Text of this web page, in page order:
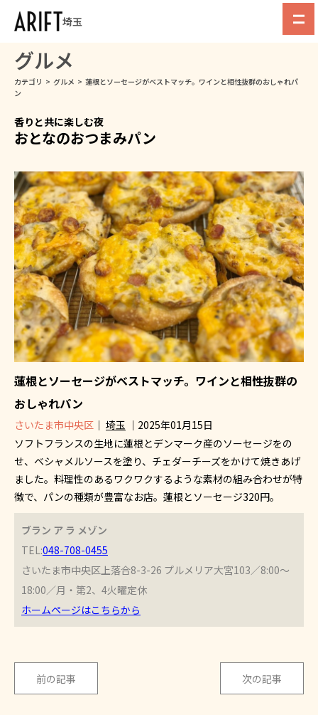
埼玉
グルメ
カテゴリ > グルメ > 蓮根とソーセージがベストマッチ。ワインと相性抜群のおしゃれパ
ン
香りと共に楽しむ夜
おとなのおつまみパン
蓮根とソーセージがベストマッチ。ワインと相性抜群の
おしゃれパン
さいたま市中央区 ｜ 埼玉 ｜2025年01月15日
ソフトフランスの生地に蓮根とデンマーク産のソーセージをの
せ、ベシャメルソースを塗り、チェダーチーズをかけて焼きあげ
ました。料理性のあるワクワクするような素材の組み合わせが特
徴で、パンの種類が豊富なお店。蓮根とソーセージ320円。
ブラン ア ラ メゾン
TEL:048-708-0455
さいたま市中央区上落合8-3-26 プルメリア大宮103／8:00～
18:00／月・第2、4火曜定休
ホームページはこちらから
前の記事 次の記事